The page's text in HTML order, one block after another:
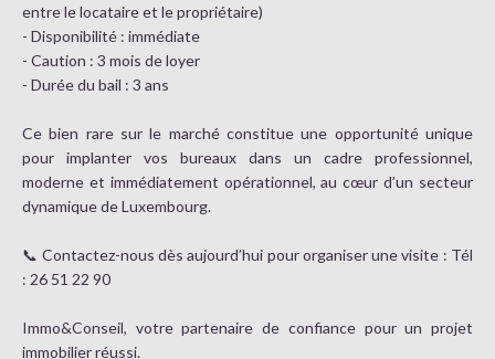
entre le locataire et le propriétaire)
- Disponibilité : immédiate
- Caution : 3 mois de loyer
- Durée du bail : 3 ans
Ce bien rare sur le marché constitue une opportunité unique
pour implanter vos bureaux dans un cadre professionnel,
moderne et immédiatement opérationnel, au cœur d’un secteur
dynamique de Luxembourg.
📞 Contactez-nous dès aujourd’hui pour organiser une visite : Tél
: 26 51 22 90
Immo&Conseil, votre partenaire de confiance pour un projet
immobilier réussi.